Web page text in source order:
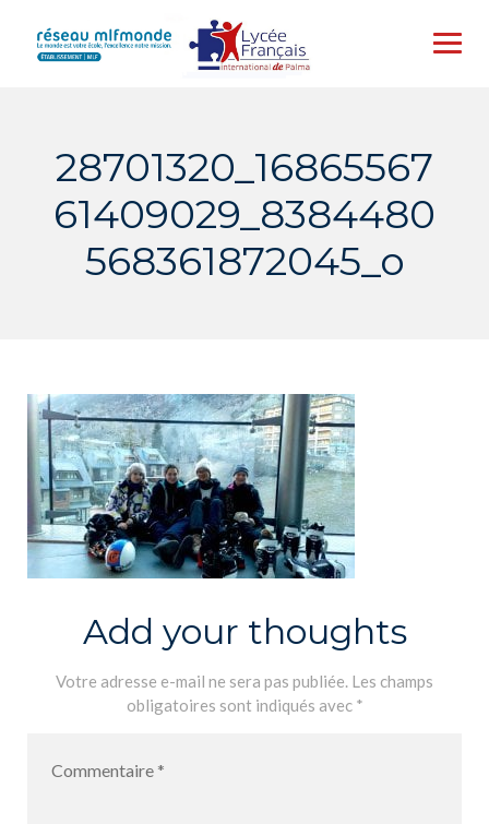
content
28701320_16865567
61409029_8384480
568361872045_o
Add your thoughts
Votre adresse e-mail ne sera pas publiée. Les champs
obligatoires sont indiqués avec *